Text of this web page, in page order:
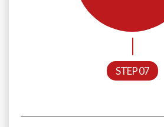
STEP 07